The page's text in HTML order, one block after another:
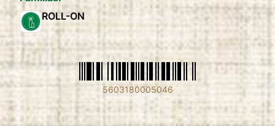
ROLL-ON
5603180005046